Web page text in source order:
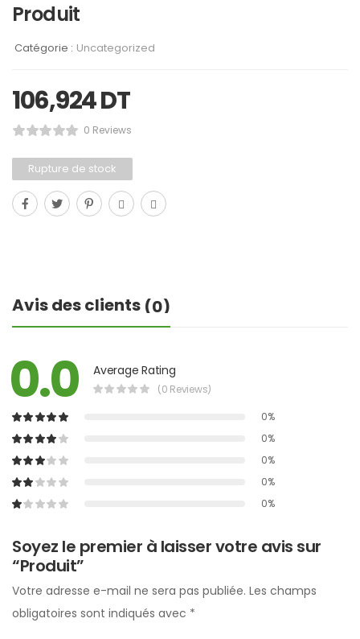
Produit
Catégorie : Uncategorized
106,924DT
0 Reviews
Rupture de stock
Avis des clients (0)
0.0 Average Rating
(0 Reviews)
0%
0%
0%
0%
0%
Soyez le premier à laisser votre avis sur
“Produit”
Votre adresse e-mail ne sera pas publiée. Les champs
obligatoires sont indiqués avec *